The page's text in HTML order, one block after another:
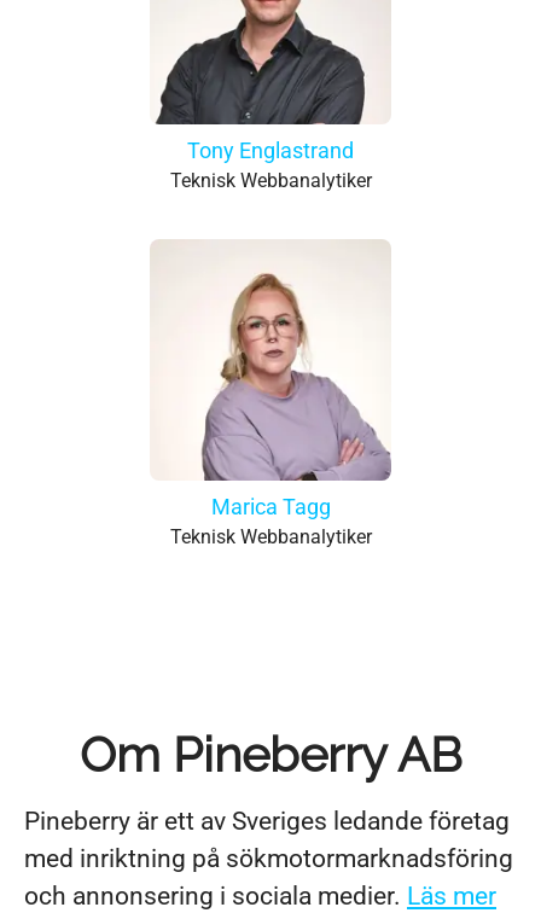
Tony Englastrand
Teknisk Webbanalytiker
Marica Tagg
Teknisk Webbanalytiker
Om Pineberry AB
Pineberry är ett av Sveriges ledande företag
med inriktning på sökmotormarknadsföring
och annonsering i sociala medier. Läs mer